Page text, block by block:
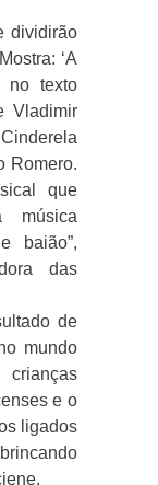
dividirão
‘A
no texto
Vladimir
Romero.
que
música
baião”,
das
de
mundo
e o
ligados